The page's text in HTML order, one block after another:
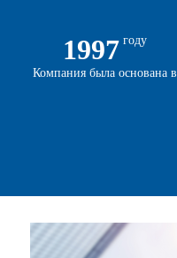
1997 году
Компания была основана в